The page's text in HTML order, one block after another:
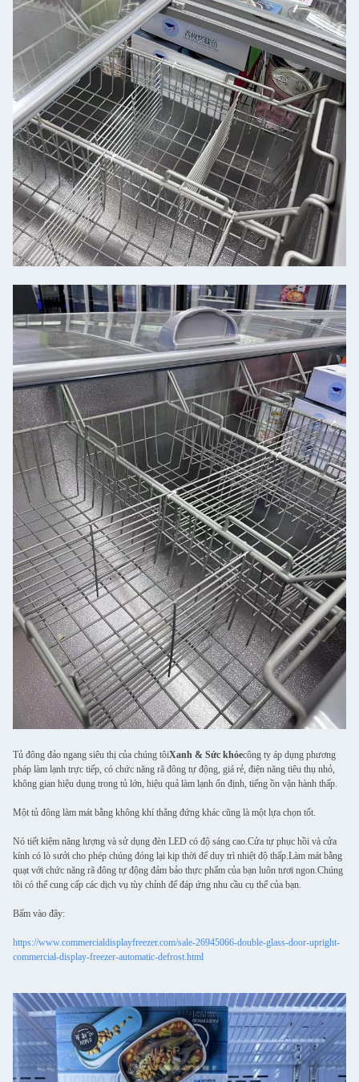
Tủ đông đảo ngang siêu thị của chúng tôiXanh & Sức khỏecông ty áp dụng phương
pháp làm lạnh trực tiếp, có chức năng rã đông tự động, giá rẻ, điện năng tiêu thụ nhỏ,
không gian hiệu dụng trong tủ lớn, hiệu quả làm lạnh ổn định, tiếng ồn vận hành thấp.
Một tủ đông làm mát bằng không khí thẳng đứng khác cũng là một lựa chọn tốt.
Nó tiết kiệm năng lượng và sử dụng đèn LED có độ sáng cao.Cửa tự phục hồi và cửa
kính có lò sưởi cho phép chúng đóng lại kịp thời để duy trì nhiệt độ thấp.Làm mát bằng
quạt với chức năng rã đông tự động đảm bảo thực phẩm của bạn luôn tươi ngon.Chúng
tôi có thể cung cấp các dịch vụ tùy chỉnh để đáp ứng nhu cầu cụ thể của bạn.
Bấm vào đây:
https://www.commercialdisplayfreezer.com/sale-26945066-double-glass-door-upright-
commercial-display-freezer-automatic-defrost.html